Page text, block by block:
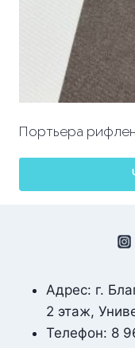
Портьера
Адрес: г.
2 этаж,
Телефон: 8